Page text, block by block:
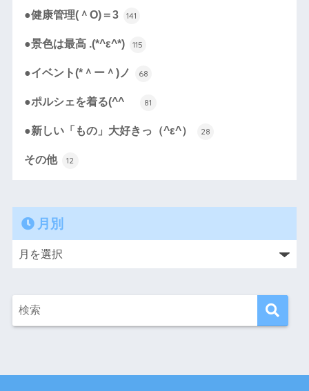
●健康管理(＾O)＝3 141
●景色は最高 .(*^ε^*) 115
●イベント(*＾ー＾)ノ 68
●ポルシェを着る(^^ゞ 81
●新しい「もの」大好きっ（^ε^） 28
その他 12
月別